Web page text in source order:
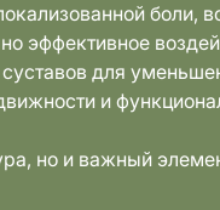
боли,
эффективное
для
и
но и важный